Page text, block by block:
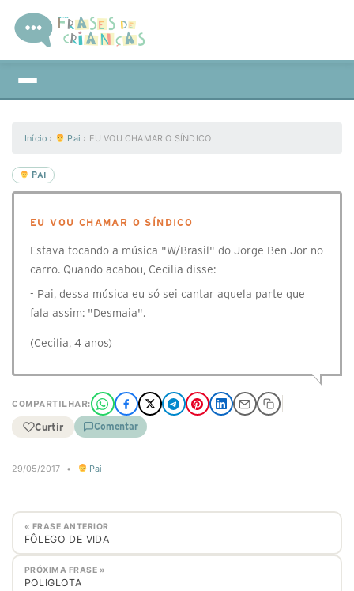
Início › Pai › EU VOU CHAMAR O SÍNDICO
PAI
EU VOU CHAMAR O SÍNDICO
Estava tocando a música "W/Brasil" do Jorge Ben Jor no
carro. Quando acabou, Cecilia disse:
- Pai, dessa música eu só sei cantar aquela parte que
fala assim: "Desmaia".
(Cecilia, 4 anos)
COMPARTILHAR:
Curtir Comentar
29/05/2017 • Pai
« FRASE ANTERIOR
FÔLEGO DE VIDA
PRÓXIMA FRASE »
POLIGLOTA